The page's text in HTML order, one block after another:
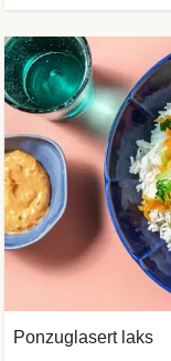
Ponzuglasert laks